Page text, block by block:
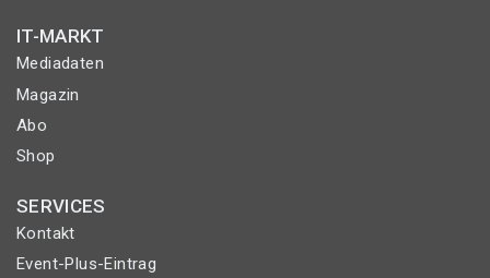
IT-MARKT
Mediadaten
Magazin
Abo
Shop
SERVICES
Kontakt
Event-Plus-Eintrag